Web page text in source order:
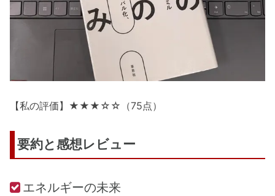
【私の評価】★★★☆☆（75点）
要約と感想レビュー
エネルギーの未来